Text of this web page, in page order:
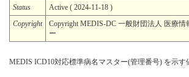
Status
Active ( 2024-11-18 )
Copyright
Copyright MEDIS-DC 一般財団法人 医療
ー
MEDIS ICD10対応標準病名マスター(管理番号) を示す